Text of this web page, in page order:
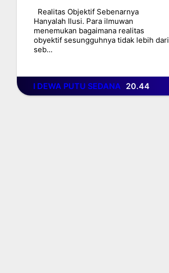
Realitas Objektif Sebenarnya
Hanyalah Ilusi. Para ilmuwan
menemukan bagaimana realitas
obyektif sesungguhnya tidak lebih dari
seb...
I DEWA PUTU SEDANA 20.44